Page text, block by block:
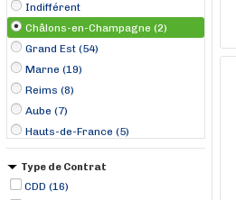
Indifférent
Châlons-en-Champagne (2)
Grand Est (54)
Marne (19)
Reims (8)
Aube (7)
Hauts-de-France (5)
Nogent-sur-Seine (4)
Château-Thierry (2)
Laon (2)
Type de Contrat
CDD (16)